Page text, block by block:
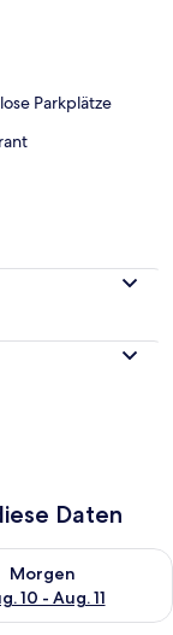
Parkplätze
Daten
Aug. 9 - Aug.
Morgen
10 - Aug. 11
Verfügbarkeit